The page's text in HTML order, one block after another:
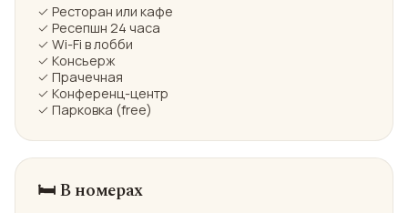
✓ Ресторан или кафе
✓ Ресепшн 24 часа
✓ Wi-Fi в лобби
✓ Консьерж
✓ Прачечная
✓ Конференц-центр
✓ Парковка (free)
🛏️ В номерах